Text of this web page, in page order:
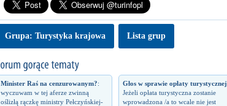
Grupa: Turystyka krajowa Lista grup
Minister Raś na cenzurowanym?:
wyczuwam w tej aferze zwinną
oślizłą rączkę ministry Pełczyńskiej-
Głos w sprawie opłaty turystycznej
Jeżeli opłata turystyczna zostanie
wprowadzona /a to wcale nie jest